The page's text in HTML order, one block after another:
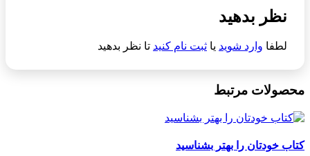
نظر بدهید
لطفا وارد شوید یا ثبت نام کنید تا نظر بدهید
محصولات مرتبط
کتاب خودتان را بهتر بشناسید